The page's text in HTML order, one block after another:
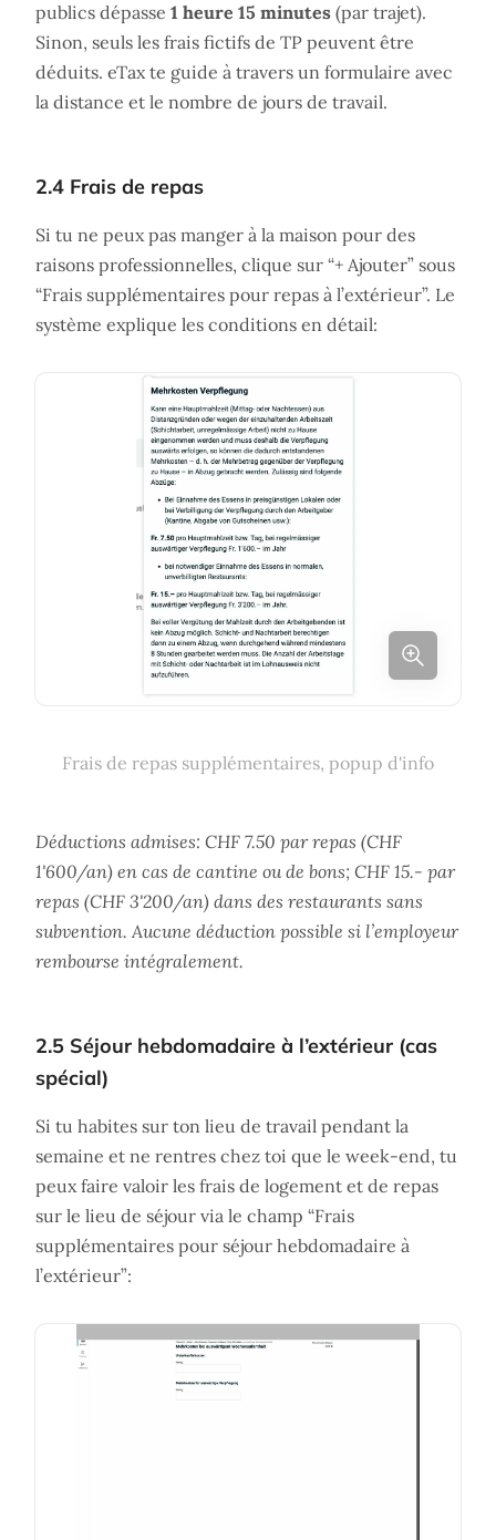
publics dépasse 1 heure 15 minutes (par trajet).
Sinon, seuls les frais fictifs de TP peuvent être
déduits. eTax te guide à travers un formulaire avec
la distance et le nombre de jours de travail.
2.4 Frais de repas
Si tu ne peux pas manger à la maison pour des
raisons professionnelles, clique sur “+ Ajouter” sous
“Frais supplémentaires pour repas à l’extérieur”. Le
système explique les conditions en détail:
Frais de repas supplémentaires, popup d'info
Déductions admises: CHF 7.50 par repas (CHF
1'600/an) en cas de cantine ou de bons; CHF 15.- par
repas (CHF 3'200/an) dans des restaurants sans
subvention. Aucune déduction possible si l’employeur
rembourse intégralement.
2.5 Séjour hebdomadaire à l’extérieur (cas
spécial)
Si tu habites sur ton lieu de travail pendant la
semaine et ne rentres chez toi que le week-end, tu
peux faire valoir les frais de logement et de repas
sur le lieu de séjour via le champ “Frais
supplémentaires pour séjour hebdomadaire à
l’extérieur”: